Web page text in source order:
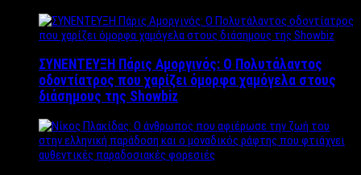
ΣΥΝΕΝΤΕΥΞΗ Πάρις Αμοργινός: O Πολυτάλαντος
οδοντίατρος που χαρίζει όμορφα χαμόγελα στους
διάσημους της Showbiz